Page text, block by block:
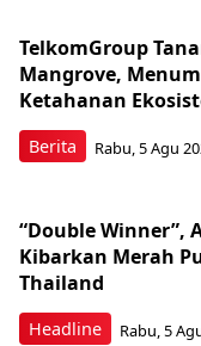
Berita
TelkomGroup
Mangrove,
Ketahanan
Rabu, 5 Agu
Headline
“Double Winner”,
Kibarkan Merah
Thailand
Rabu, 5